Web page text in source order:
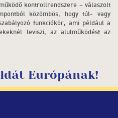
kontrollrendszere – válaszolt
közömbös, hogy túl- vagy
funkciókör, ami például a
leviszi, az alulműködést az
Európának!